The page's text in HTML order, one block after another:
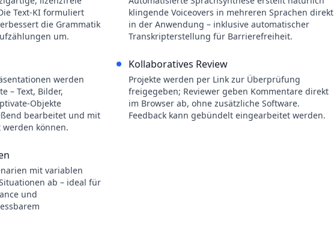
Text-KI formuliert
die Grammatik
um.
klingende Voiceovers in mehreren Sprachen direkt
in der Anwendung – inklusive automatischer
Transkripterstellung für Barrierefreiheit.
werden
– Text, Bilder,
Objekte
bearbeitet und mit
können.
Kollaboratives Review
Projekte werden per Link zur Überprüfung
freigegeben; Reviewer geben Kommentare direkt
im Browser ab, ohne zusätzliche Software.
Feedback kann gebündelt eingearbeitet werden.
mit variablen
ab – ideal für
und